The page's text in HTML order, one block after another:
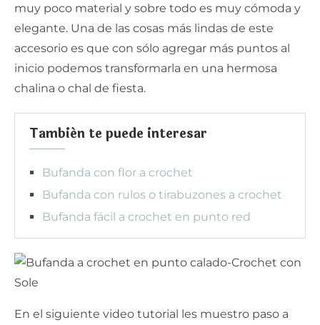
muy poco material y sobre todo es muy cómoda y
elegante. Una de las cosas más lindas de este
accesorio es que con sólo agregar más puntos al
inicio podemos transformarla en una hermosa
chalina o chal de fiesta.
También te puede interesar
Bufanda con flor a crochet
Bufanda con rulos o tirabuzones a crochet
Bufanda fácil a crochet en punto red
En el siguiente video tutorial les muestro paso a